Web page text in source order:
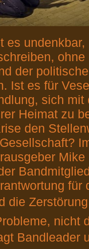
es
der
Ist es für
sich
Heimat zu
den
für
die
nicht
Bandleader